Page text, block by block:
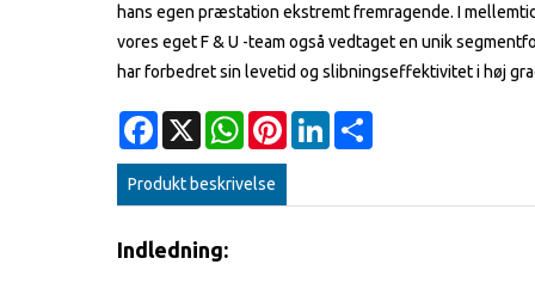
hans egen præstation ekstremt fremragende. I
vores eget F & U -team også vedtaget en unik
har forbedret sin levetid og slibningseffektivitet i høj
Facebook
X WhatsAppPinterestLinkedIn
Produkt beskrivelse
Indledning: